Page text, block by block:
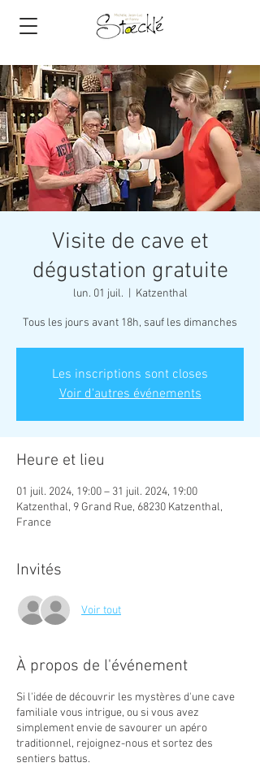
Visite de cave et
dégustation gratuite
lun. 01 juil. Katzenthal
Tous les jours avant 18h, sauf les dimanches
Les inscriptions sont closes
Voir d'autres événements
Heure et lieu
01 juil. 2024, 19:00 – 31 juil. 2024, 19:00
Katzenthal, 9 Grand Rue, 68230 Katzenthal,
France
Invités
Voir tout
À propos de l'événement
Si l'idée de découvrir les mystères d'une cave
familiale vous intrigue, ou si vous avez
simplement envie de savourer un apéro
traditionnel, rejoignez-nous et sortez des
sentiers battus.